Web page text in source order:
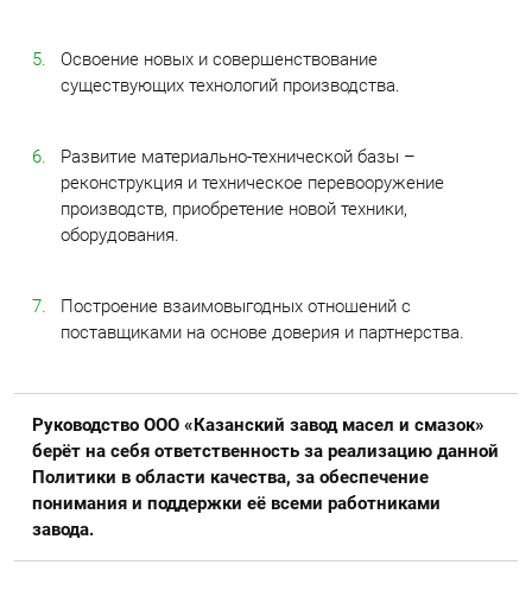
Освоение новых и совершенствование
существующих технологий производства.
Развитие материально-технической базы –
реконструкция и техническое перевооружение
производств, приобретение новой техники,
оборудования.
Построение взаимовыгодных отношений с
поставщиками на основе доверия и партнерства.
Руководство ООО «Казанский завод масел и смазок»
берёт на себя ответственность за реализацию данной
Политики в области качества, за обеспечение
понимания и поддержки её всеми работниками
завода.